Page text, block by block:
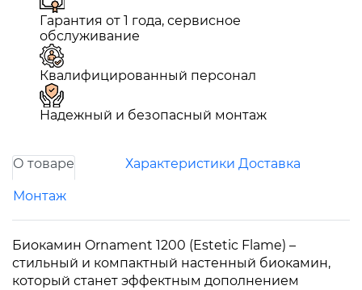
Гарантия от 1 года, сервисное
обслуживание
Квалифицированный персонал
Надежный и безопасный монтаж
О товаре Характеристики Доставка
Монтаж
Биокамин Ornament 1200 (Estetic Flame) –
стильный и компактный настенный биокамин,
который станет эффектным дополнением